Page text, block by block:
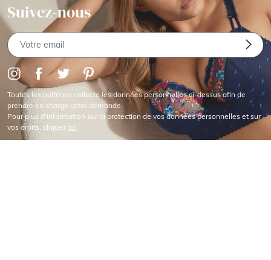
Suivez-nous
Toutes les poitrines collecte les données personnelles ci-dessus afin de
prendre en charge votre demande.
Pour plus d'information sur la protection de vos données personnelles et sur
vos droits, cliquez ici.